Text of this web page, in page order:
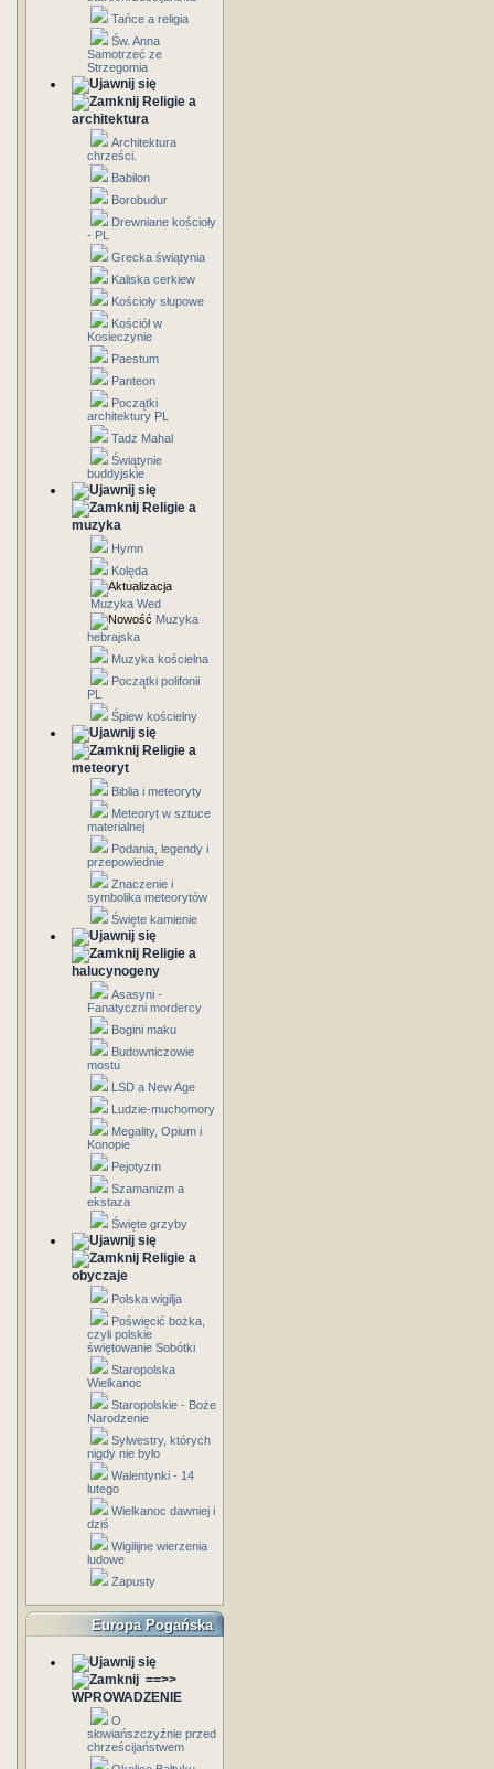
Tańce a religia
Św. Anna
Samotrzeć ze
Strzegomia
Religie a
architektura
Architektura
chrześci.
Babilon
Borobudur
Drewniane kościoły
- PL
Grecka świątynia
Kaliska cerkiew
Kościoły słupowe
Kościół w
Kosieczynie
Paestum
Panteon
Początki
architektury PL
Tadż Mahal
Świątynie
buddyjskie
Religie a
muzyka
Hymn
Kolęda
Muzyka Wed
Muzyka
hebrajska
Muzyka kościelna
Początki polifonii
PL
Śpiew kościelny
Religie a
meteoryt
Biblia i meteoryty
Meteoryt w sztuce
materialnej
Podania, legendy i
przepowiednie
Znaczenie i
symbolika meteorytów
Święte kamienie
Religie a
halucynogeny
Asasyni -
Fanatyczni mordercy
Bogini maku
Budowniczowie
mostu
LSD a New Age
Ludzie-muchomory
Megality, Opium i
Konopie
Pejotyzm
Szamanizm a
ekstaza
Święte grzyby
Religie a
obyczaje
Polska wigilja
Poświęcić bożka,
czyli polskie
świętowanie Sobótki
Staropolska
Wielkanoc
Staropolskie - Boże
Narodzenie
Sylwestry, których
nigdy nie było
Walentynki - 14
lutego
Wielkanoc dawniej i
dziś
Wigilijne wierzenia
ludowe
Zapusty
Europa Pogańska
==>>
WPROWADZENIE
O
słowiańszczyźnie przed
chrześcijaństwem